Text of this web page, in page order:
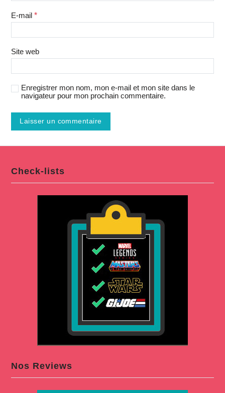
E-mail *
Site web
Enregistrer mon nom, mon e-mail et mon site dans le
navigateur pour mon prochain commentaire.
Check-lists
Nos Reviews